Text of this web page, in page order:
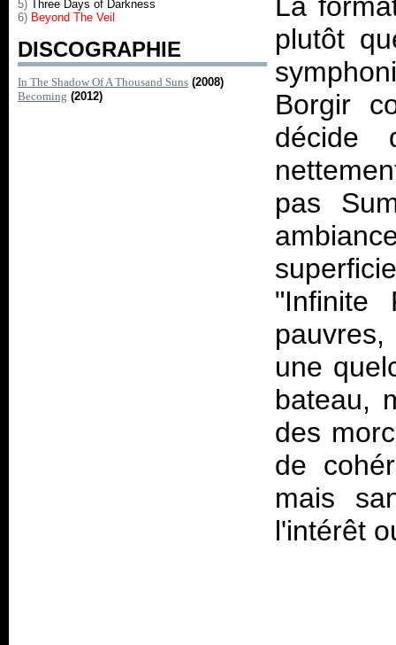
5) Three Days of Darkness
6) Beyond The Veil
DISCOGRAPHIE
In The Shadow Of A Thousand Suns (2008)
Becoming (2012)
plutôt
Borgir
décide
pas
"Infinite
une
bateau,
des
de
mais
l'intérêt